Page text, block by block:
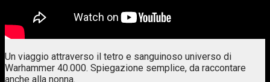
Un viaggio attraverso il tetro e sanguinoso universo di
Warhammer 40.000. Spiegazione semplice, da raccontare
anche alla nonna.